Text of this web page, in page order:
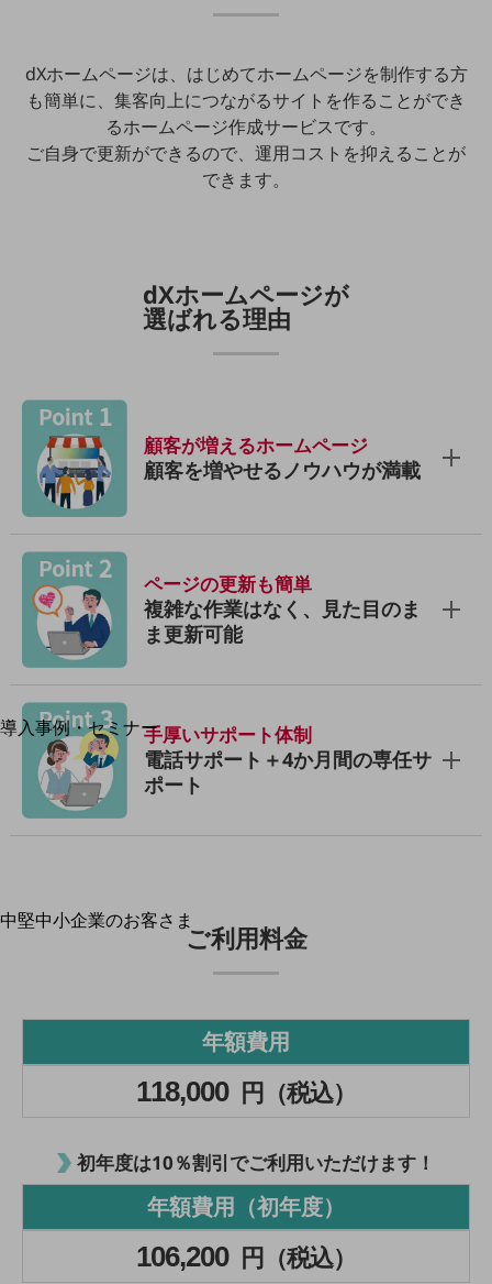
衛星携帯電話
IOT完了済みメーカーブランド製品
料金TOP
ドコモBiz データ無制限 ドコモ MAX ドコモ mini ドコモBiz かけ放題
モバイルサービス
端末の一元管理
セキュリティ
運用保守・故障紛失サポート
回線・ネットワーク
お手続き
別ウィンドウで開きます
サービスをご利用中のお客さま
導入事例・セミナー
導入事例TOP
最新の導入事例や注目の導入事例をご紹介します
セミナー
中堅中小企業のお客さま
NTTドコモビジネスウォッチ
解決するヒントをお届けする記事サイト
お役立ち資料ダウンロード
サービス・ソリューション
課題やニーズに合ったサービスをご紹介し、
中堅中小企業のビジネスをサポート！
お悩みから見つけるTOP
dXホームページは、はじめてホームページを制作する方
も簡単に、 集客向上につながるサイトを作ることができ
るホームページ作成サービスです。
ご自身で更新ができるので、運用コストを抑えることが
できます。
dXホームページが
選ばれる理由
顧客が増えるホームページ
顧客を増やせるノウハウが満載
ページの更新も簡単
複雑な作業はなく、見た目のま
ま更新可能
手厚いサポート体制
電話サポート＋4か月間の専任サ
ポート
ご利用料金
年額費用
118,000 円（税込）
初年度は10％割引でご利用いただけます！
年額費用（初年度）
106,200 円（税込）